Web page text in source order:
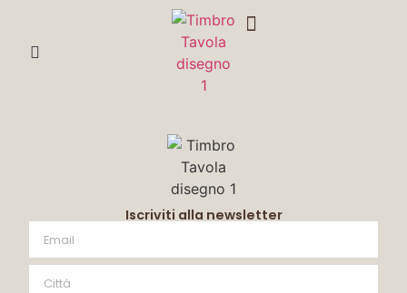
Iscriviti alla newsletter